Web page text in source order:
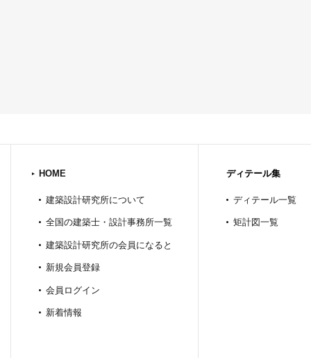
HOME
建築設計研究所について
全国の建築士・設計事務所一覧
建築設計研究所の会員になると
新規会員登録
会員ログイン
新着情報
ディテール集
ディテール一覧
矩計図一覧